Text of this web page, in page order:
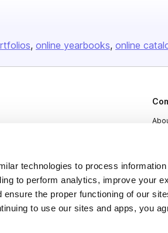
technologies to process
to perform analytics, improve your
ensure the proper functioning of our
to use our sites and apps, you
online yearbooks online